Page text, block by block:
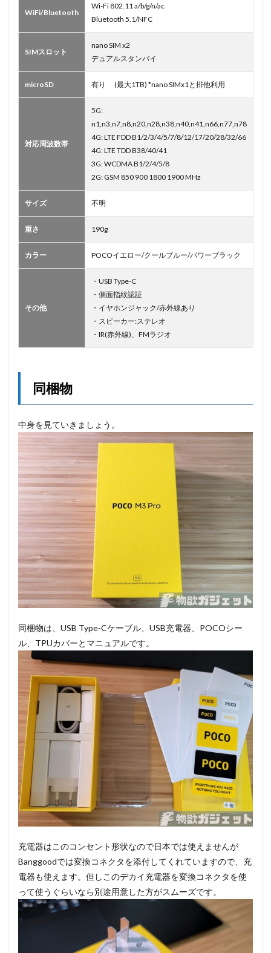
WiFi/Bluetooth
Wi-Fi 802.11 a/b/g/n/ac
Bluetooth 5.1/NFC
SIMスロット
nano SIM x2
デュアルスタンバイ
microSD 有り (最大1TB) *nano SIMx1と排他利用
対応周波数帯
5G:
n1,n3,n7,n8,n20,n28,n38,n40,n41,n66,n77,n78
4G: LTE FDD B1/2/3/4/5/7/8/12/17/20/28/32/66
4G: LTE TDD B38/40/41
3G: WCDMA B1/2/4/5/8
2G: GSM 850 900 1800 1900 MHz
サイズ 不明
重さ 190g
カラー POCOイエロー/クールブルー/パワーブラック
その他
・USB Type-C
・側面指紋認証
・イヤホンジャック/赤外線あり
・スピーカー:ステレオ
・IR(赤外線)、FMラジオ
同梱物
中身を見ていきましょう。
同梱物は、USB Type-Cケーブル、USB充電器、POCOシー
ル、TPUカバーとマニュアルです。
充電器はこのコンセント形状なので日本では使えませんが
Banggoodでは変換コネクタを添付してくれていますので、充
電器も使えます。但しこのデカイ充電器を変換コネクタを使
って使うぐらいなら別途用意した方がスムーズです。